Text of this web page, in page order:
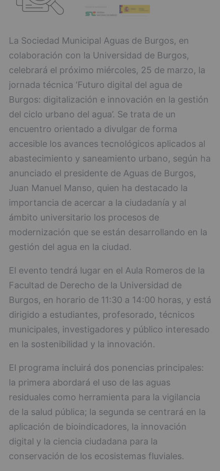
La Sociedad Municipal Aguas de Burgos, en
colaboración con la Universidad de Burgos,
celebrará el próximo miércoles, 25 de marzo, la
jornada técnica ‘Futuro digital del agua de
Burgos: digitalización e innovación en la gestión
del ciclo urbano del agua’. Se trata de un
encuentro orientado a divulgar de forma
accesible los avances tecnológicos aplicados al
abastecimiento y saneamiento urbano, según ha
anunciado el presidente de Aguas de Burgos,
Juan Manuel Manso, quien ha destacado la
importancia de acercar a la ciudadanía y al
ámbito universitario los procesos de
modernización que se están desarrollando en la
gestión del agua en la ciudad.
El evento tendrá lugar en el Aula Romeros de la
Facultad de Derecho de la Universidad de
Burgos, en horario de 11:30 a 14:00 horas, y está
dirigido a estudiantes, profesorado, técnicos
municipales, investigadores y público interesado
en la sostenibilidad y la innovación.
El programa incluirá dos ponencias principales:
la primera abordará el uso de las aguas
residuales como herramienta para la vigilancia
de la salud pública; la segunda se centrará en la
aplicación de bioindicadores, la innovación
digital y la ciencia ciudadana para la
conservación de los ecosistemas fluviales.